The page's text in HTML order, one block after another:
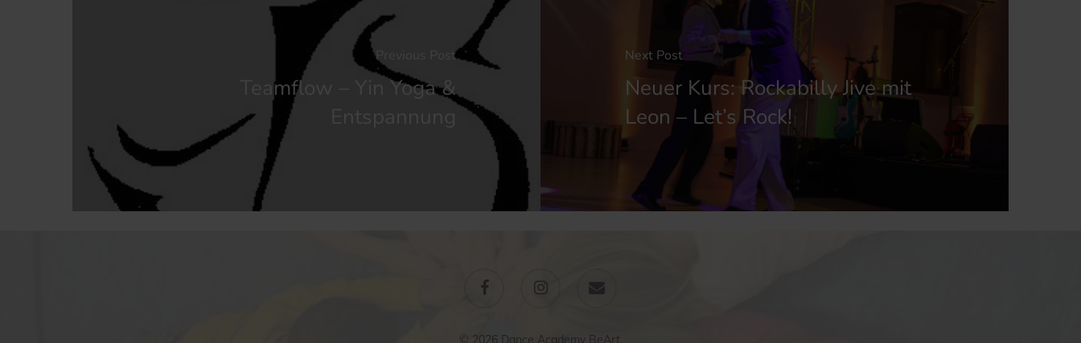
Previous Post
Teamflow – Yin Yoga &
Next Post
Neuer Kurs: Rockabilly Jive mit
Leon – Let’s Rock!
facebook
© 2026 Dance Academy BeArt.